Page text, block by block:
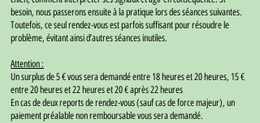
besoin, nous passerons ensuite à la pratique lors des séances suivantes.
Toutefois, ce seul rendez-vous est parfois suffisant pour résoudre le
problème, évitant ainsi d’autres séances inutiles.
Attention :
Un surplus de 5 € vous sera demandé entre 18 heures et 20 heures, 15 €
entre 20 heures et 22 heures et 20 € après 22 heures
En cas de deux reports de rendez-vous (sauf cas de force majeur), un
paiement préalable non remboursable vous sera demandé.